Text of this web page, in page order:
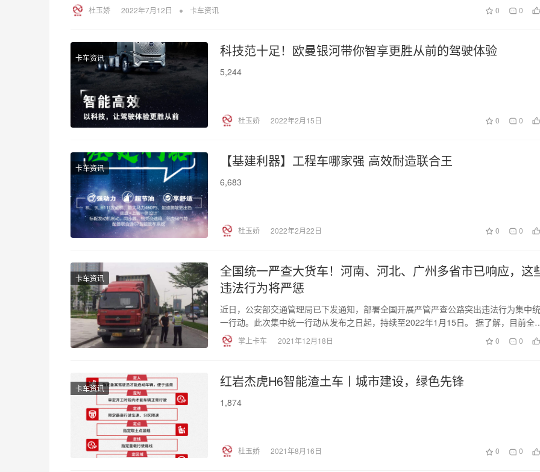
杜玉娇 2022年7月12日 • 卡车资讯 0 0
卡车资讯 科技范十足！欧曼银河带你智享更胜从前的驾驶体验
5,244
杜玉娇 2022年2月15日 0 0
卡车资讯 【基建利器】工程车哪家强 高效耐造联合王
6,683
杜玉娇 2022年2月22日 0 0
卡车资讯
全国统一严查大货车！河南、河北、广州多省市已响应，这
违法行为将严惩
近日，公安部交通管理局已下发通知，部署全国开展严管严查公路突出违法行为集中统
一行动。此次集中统一行动从发布之日起，持续至2022年1月15日。 据了解，目前全
各地交管部门已组织开…
掌上卡车 2021年12月18日 0 0
卡车资讯 红岩杰虎H6智能渣土车丨城市建设，绿色先锋
1,874
杜玉娇 2021年8月16日 0 0